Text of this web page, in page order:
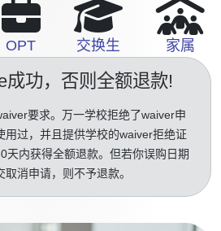
OPT 交换生 家属
成功，否则全额退款!
要求。万一学校拒绝了waiver申
用过，并且提供学校的waiver拒绝证
天内获得全额退款。但若你误购日期
消申请，则不予退款。